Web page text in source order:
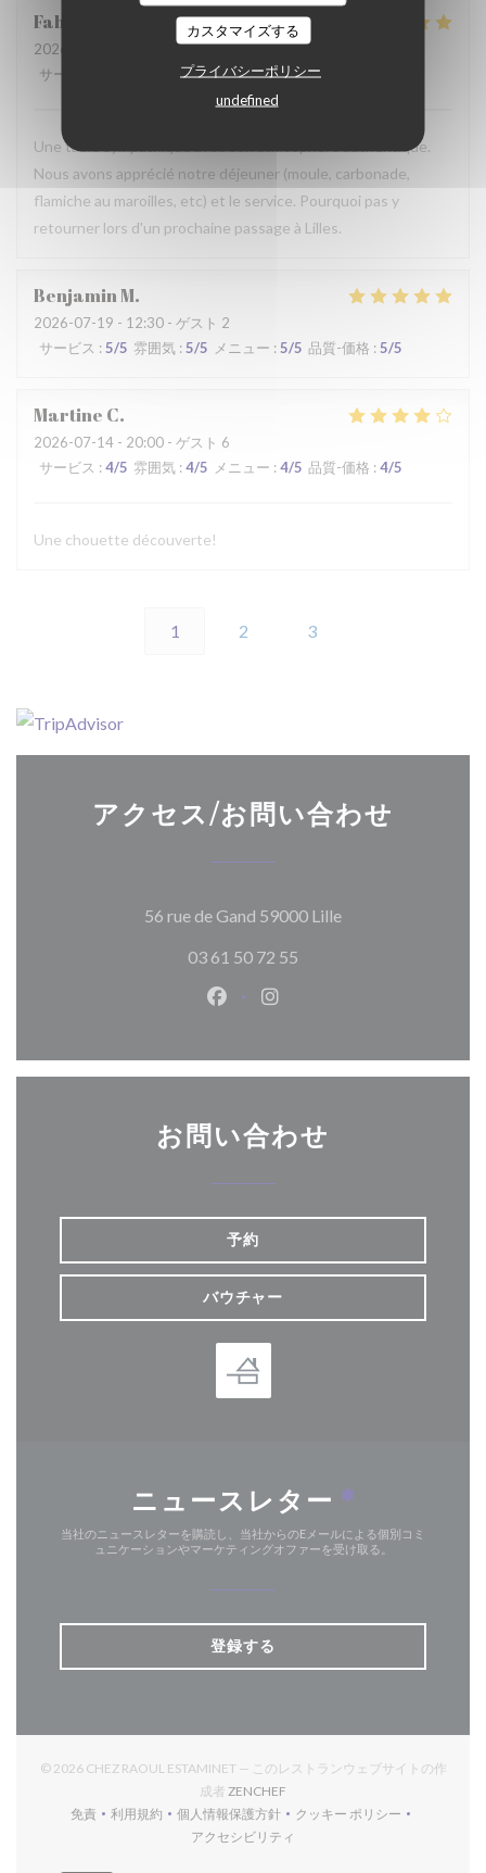
カスタマイズする
プライバシーポリシー
undefined
Fabrice
2026-07-19
- 12:00 - ゲスト 3
サービス
:5/5 メニュー:4/5 品質-価格
Une table sympathique avec son atmosphère authentique.
Nous avons apprécié notre déjeuner (moule, carbonade,
flamiche au maroilles, etc) et le service. Pourquoi pas y
retourner lors d'un prochaine passage à Lilles.
BenjaminM
2026-07-19 - 12:30 - ゲスト 2
サービス :5/5 雰囲気 : 5/5 メニュー : 5/5 品質-価格 :5/5
Martine C
2026-07-14 - 20:00 - ゲスト 6
サービス : 4/5 雰囲気 : 4/5 メニュー : 4/5 品質-価格 : 4/5
Une chouette découverte!
1 2 3
アクセス/お問い合わせ
56 rue de Gand 59000 Lille((新しいウィンド
03 61 50 72 55
Facebook ((新しいウィンドウ
Instagram ((新しいウィ
お問い合わせ
予約
バウチャー
ニュースレター *
当社のニュースレターを購読し、当社からのEメールによる個別コミ
ュニケーションやマーケティングオファーを受け取る。
登録する
© 2026 CHEZ RAOUL ESTAMINET — このレストランウェブサイトの作
成者 ZENCHEF
免責
((新しいウィンドウで開きます))
利用規約
((新しいウィンドウで開きます))
個人情報保護方針
((新しいウィンドウで開きます))
クッキー ポリシー
((新しいウィンドウで
アクセシビリティ
((新しいウィンドウで開きます))